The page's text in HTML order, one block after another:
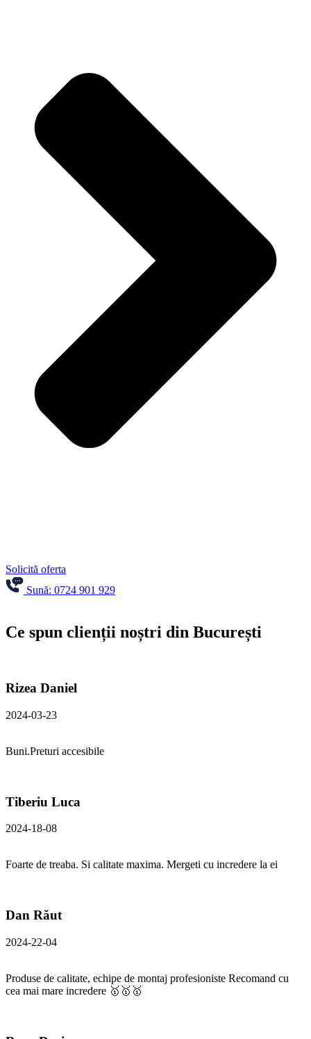
Solicită oferta
Sună: 0724 901 929
Ce spun clienții noștri din București
Rizea Daniel
2024-03-23
Buni.Preturi accesibile
Tiberiu Luca
2024-18-08
Foarte de treaba. Si calitate maxima. Mergeti cu incredere la ei
Dan Răut
2024-22-04
Produse de calitate, echipe de montaj profesioniste Recomand cu
cea mai mare incredere 🥇🥇🥇